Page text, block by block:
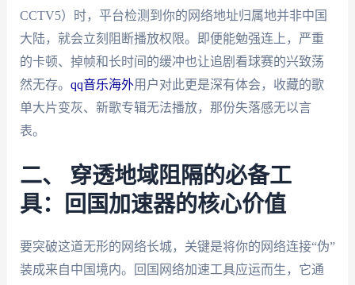
CCTV5）时，平台检测到你的网络地址归属地并非中国
大陆，就会立刻阻断播放权限。即便能勉强连上，严重
的卡顿、掉帧和长时间的缓冲也让追剧看球赛的兴致荡
然无存。 qq音乐海外用户对此更是深有体会，收藏的歌
单大片变灰、新歌专辑无法播放，那份失落感无以言
表。
二、 穿透地域阻隔的必备工
具：回国加速器的核心价值
要突破这道无形的网络长城，关键是将你的网络连接“伪”
装成来自中国境内。回国网络加速工具应运而生，它通